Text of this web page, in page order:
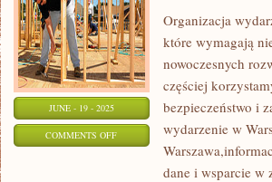
JUNE - 19 - 2025
COMMENTS OFFON
WARSZAWA:
Organizacja
które wymagają
nowoczesnych
częściej
bezpieczeństwo i
wydarzenie w
dane i wsparcie w